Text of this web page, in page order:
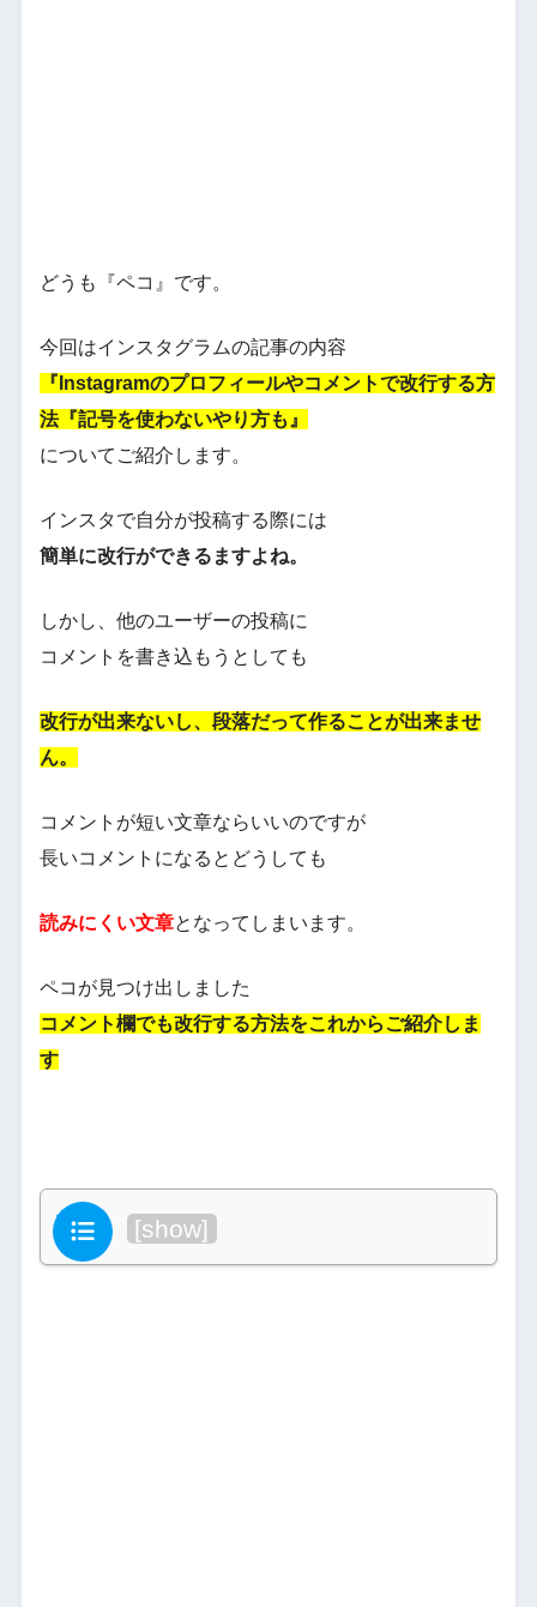
どうも『ペコ』です。
今回はインスタグラムの記事の内容
『Instagramのプロフィールやコメントで改行する方
法『記号を使わないやり方も』
についてご紹介します。
インスタで自分が投稿する際には
簡単に改行ができるますよね。
しかし、他のユーザーの投稿に
コメントを書き込もうとしても
改行が出来ないし、段落だって作ることが出来ませ
ん。
コメントが短い文章ならいいのですが
長いコメントになるとどうしても
読みにくい文章となってしまいます。
ペコが見つけ出しました
コメント欄でも改行する方法をこれからご紹介しま
す
目次 [show]